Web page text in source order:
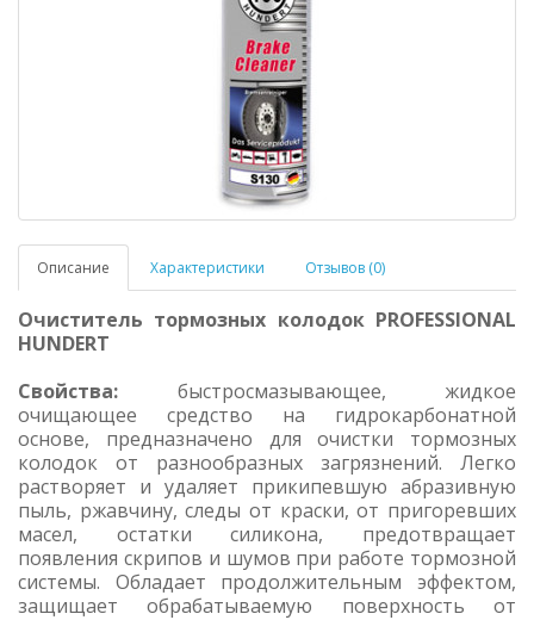
Описание Характеристики Отзывов (0)
Очиститель тормозных колодок PROFESSIONAL
HUNDERT
Свойства: быстросмазывающее, жидкое
очищающее средство на гидрокарбонатной
основе, предназначено для очистки тормозных
колодок от разнообразных загрязнений. Легко
растворяет и удаляет прикипевшую абразивную
пыль, ржавчину, следы от краски, от пригоревших
масел, остатки силикона, предотвращает
появления скрипов и шумов при работе тормозной
системы. Обладает продолжительным эффектом,
защищает обрабатываемую поверхность от